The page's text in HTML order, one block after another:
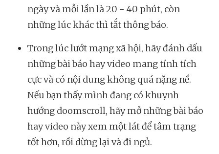
ngày và mỗi lần là 20 - 40 phút, còn
những lúc khác thì tắt thông báo.
Trong lúc lướt mạng xã hội, hãy đánh dấu
những bài báo hay video mang tính tích
cực và có nội dung không quá nặng nề.
Nếu bạn thấy mình đang có khuynh
hướng doomscroll, hãy mở những bài báo
hay video này xem một lát để tâm trạng
tốt hơn, rồi dừng lại và đi ngủ.